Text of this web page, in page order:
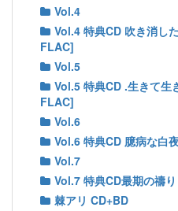
Vol.4
Vol.4 特典CD 吹き消し
FLAC]
Vol.5
Vol.5 特典CD .生きて
FLAC]
Vol.6
Vol.6 特典CD 臆病な白
Vol.7
Vol.7 特典CD最期の禱
棘アリ CD+BD